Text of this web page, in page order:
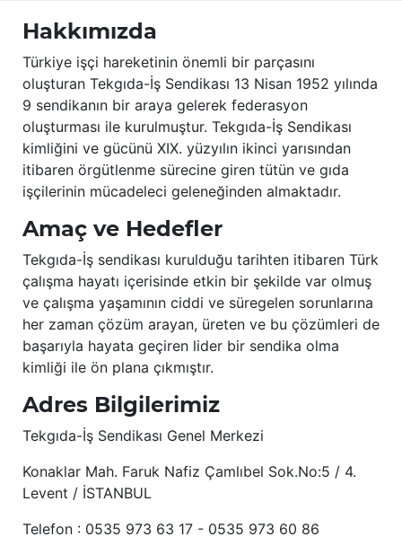
Hakkımızda
Türkiye işçi hareketinin önemli bir parçasını
oluşturan Tekgıda-İş Sendikası 13 Nisan 1952 yılında
9 sendikanın bir araya gelerek federasyon
oluşturması ile kurulmuştur. Tekgıda-İş Sendikası
kimliğini ve gücünü XIX. yüzyılın ikinci yarısından
itibaren örgütlenme sürecine giren tütün ve gıda
işçilerinin mücadeleci geleneğinden almaktadır.
Amaç ve Hedefler
Tekgıda-İş sendikası kurulduğu tarihten itibaren Türk
çalışma hayatı içerisinde etkin bir şekilde var olmuş
ve çalışma yaşamının ciddi ve süregelen sorunlarına
her zaman çözüm arayan, üreten ve bu çözümleri de
başarıyla hayata geçiren lider bir sendika olma
kimliği ile ön plana çıkmıştır.
Adres Bilgilerimiz
Tekgıda-İş Sendikası Genel Merkezi
Konaklar Mah. Faruk Nafiz Çamlıbel Sok.No:5 / 4.
Levent / İSTANBUL
Telefon : 0535 973 63 17 - 0535 973 60 86